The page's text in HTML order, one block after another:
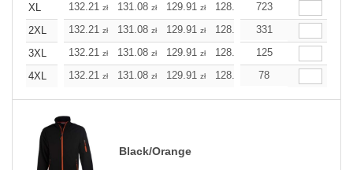
XL
132.21 zł 131.08 zł 129.91 zł 128.78 127.61
723
2XL
132.21 zł 131.08 zł 129.91 zł 128.78 127.61
331
3XL
132.21 zł 131.08 zł 129.91 zł 128.78 127.61
125
4XL
132.21 zł 131.08 zł 129.91 zł 128.78 127.61
78
Black/Orange